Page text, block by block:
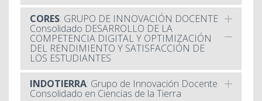
CORES: GRUPO DE INNOVACIÓN DOCENTE
Consolidado DESARROLLO DE LA
COMPETENCIA DIGITAL Y OPTIMIZACIÓN
DEL RENDIMIENTO Y SATISFACCIÓN DE
LOS ESTUDIANTES
INDOTIERRA: Grupo de Innovación Docente
Consolidado en Ciencias de la Tierra